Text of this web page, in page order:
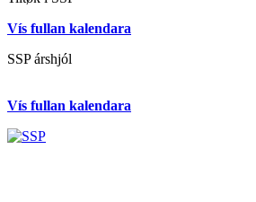
Vís fullan kalendara
SSP árshjól
Vís fullan kalendara